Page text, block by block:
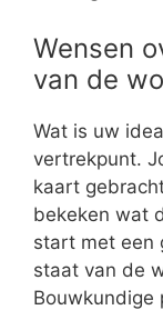
Wensen
van de
Wat is uw
vertrekpunt.
kaart
bekeken wat
start met een
staat van de
Bouwkundige